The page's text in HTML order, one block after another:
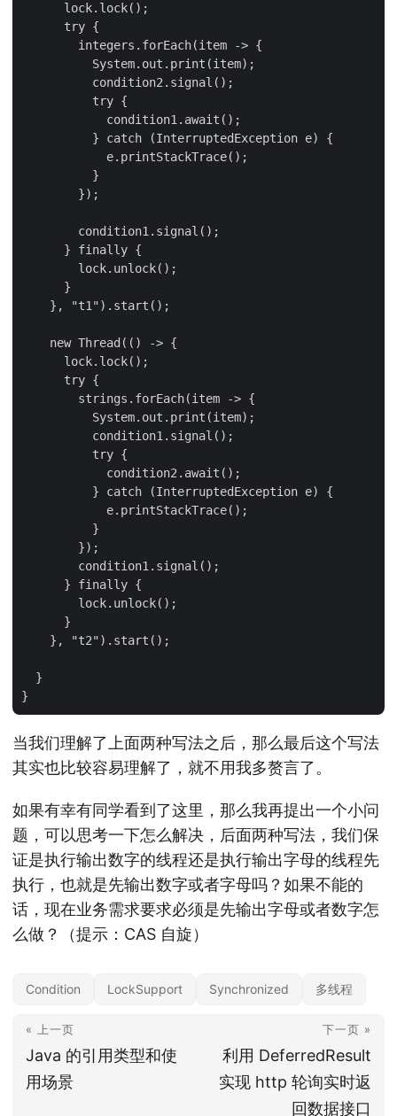
      lock.lock();
      try {
        integers.forEach(item -> {
          System.out.print(item);
          condition2.signal();
          try {
            condition1.await();
          } catch (InterruptedException e) {
            e.printStackTrace();
          }
        });
        condition1.signal();
      } finally {
        lock.unlock();
      }
    }, "t1").start();
    new Thread(() -> {
      lock.lock();
      try {
        strings.forEach(item -> {
          System.out.print(item);
          condition1.signal();
          try {
            condition2.await();
          } catch (InterruptedException e) {
            e.printStackTrace();
          }
        });
        condition1.signal();
      } finally {
        lock.unlock();
      }
    }, "t2").start();
  }
当我们理解了上面两种写法之后，那么最后这个写法
其实也比较容易理解了，就不用我多赘言了。
如果有幸有同学看到了这里，那么我再提出一个小问
题，可以思考一下怎么解决，后面两种写法，我们保
证是执行输出数字的线程还是执行输出字母的线程先
执行，也就是先输出数字或者字母吗？如果不能的
话，现在业务需求要求必须是先输出字母或者数字怎
么做？（提示：CAS 自旋）
Condition LockSupport Synchronized 多线程
« 上一页
Java 的引用类型和使
用场景
下一页 »
利用 DeferredResult
实现 http 轮询实时返
回数据接口